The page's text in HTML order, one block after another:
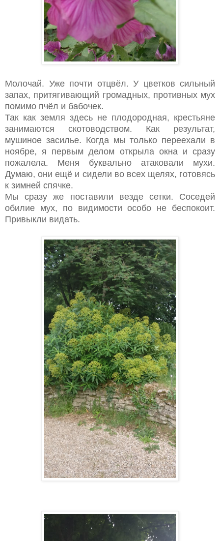
Молочай. Уже почти отцвёл. У цветков сильный
запах, притягивающий громадных, противных мух
помимо пчёл и бабочек.
Так как земля здесь не плодородная, крестьяне
занимаются скотоводством. Как результат,
мушиное засилье. Когда мы только переехали в
ноябре, я первым делом открыла окна и сразу
пожалела. Меня буквально атаковали мухи.
Думаю, они ещё и сидели во всех щелях, готовясь
к зимней спячке.
Мы сразу же поставили везде сетки. Соседей
обилие мух, по видимости особо не беспокоит.
Привыкли видать.